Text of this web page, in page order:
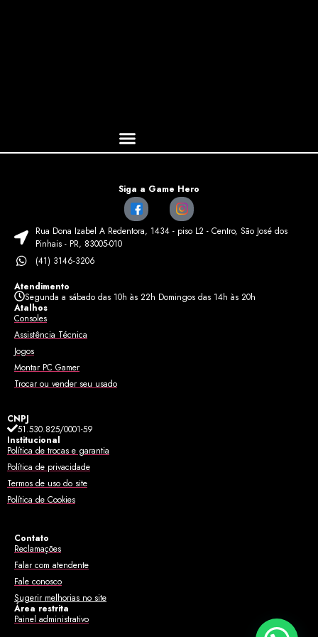
Siga a Game Hero
Rua Dona Izabel A Redentora, 1434 - piso L2 - Centro, São José dos
Pinhais - PR, 83005-010
(41) 3146-3206
Atendimento
Segunda a sábado das 10h às 22h Domingos das 14h às 20h
Atalhos
Consoles
Assistência Técnica
Jogos
Montar PC Gamer
Trocar ou vender seu usado
CNPJ
51.530.825/0001-59
Institucional
Política de trocas e garantia
Política de privacidade
Termos de uso do site
Política de Cookies
Contato
Reclamações
Falar com atendente
Fale conosco
Sugerir melhorias no site
Área restrita
Painel administrativo